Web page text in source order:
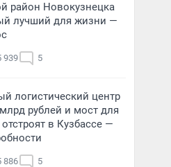
район Новокузнецка
лучший для жизни —
939 5
логистический центр
рублей и мост для
отстроят в Кузбассе —
886 5